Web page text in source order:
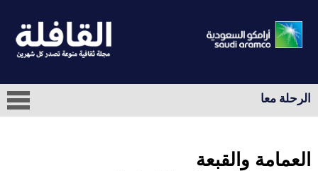
الرحلة معا
العمامة والقبعة